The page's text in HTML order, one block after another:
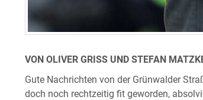
VON OLIVER GRISS UND STEFAN
Gute Nachrichten von der Grünwalder
doch noch rechtzeitig fit geworden,